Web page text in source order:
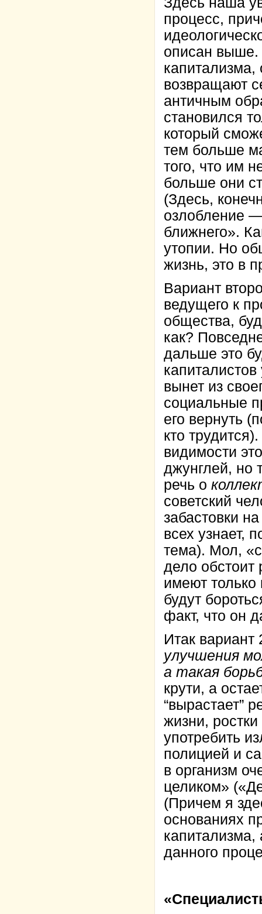
процесс,
описан выше.
капитализма,
возвращают
античным
становился
который
тем больше
того, что им
больше они
(Здесь,
озлобление
ближнего».
утопии. Но
жизнь, это в
Вариант
ведущего к
общества,
как?
дальше это
вынет из
социальные
его вернуть
кто
видимости
джунглей, но
речь о
советский
забастовки
всех узнает,
тема). Мол,
дело обстоит
имеют только
будут
факт, что он
Итак
улучшения
а такая
крути, а
“вырастает”
жизни,
употребить
полицией и
в организм
целиком»
(Причем я
основаниях
капитализма,
данного